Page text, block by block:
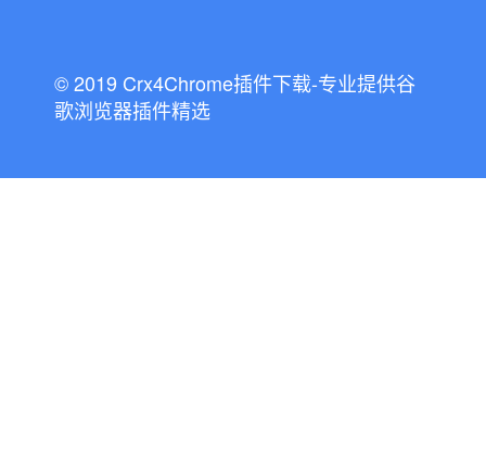
© 2019 Crx4Chrome插件下载-专业提供谷
歌浏览器插件精选